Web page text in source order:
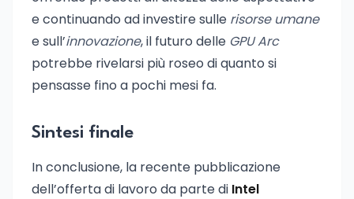
e continuando ad investire sulle risorse umane
e sull’innovazione, il futuro delle GPU Arc
potrebbe rivelarsi più roseo di quanto si
pensasse fino a pochi mesi fa.
Sintesi finale
In conclusione, la recente pubblicazione
dell’offerta di lavoro da parte di Intel